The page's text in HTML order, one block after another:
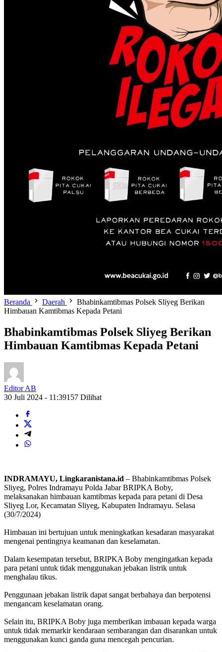
Beranda Daerah
Bhabinkamtibmas Polsek Sliyeg Berikan
Himbauan Kamtibmas Kepada Petani
Bhabinkamtibmas Polsek Sliyeg Berikan
Himbauan Kamtibmas Kepada Petani
Editor AB
30 Juli 2024 - 11:39157 Dilihat
INDRAMAYU, Lingkaranistana.id – Bhabinkamtibmas Polsek
Sliyeg, Polres Indramayu Polda Jabar BRIPKA Boby,
melaksanakan himbauan kamtibmas kepada para petani di Desa
Sliyeg Lor, Kecamatan Sliyeg, Kabupaten Indramayu. Selasa
(30/7/2024)
Himbauan ini bertujuan untuk meningkatkan kesadaran masyarakat
mengenai pentingnya keamanan dan keselamatan.
Dalam kesempatan tersebut, BRIPKA Boby mengingatkan kepada
para petani untuk tidak menggunakan jebakan listrik untuk
menghalau tikus.
Penggunaan jebakan listrik dapat sangat berbahaya dan berpotensi
mengancam keselamatan orang.
Selain itu, BRIPKA Boby juga memberikan imbauan kepada warga
untuk tidak memarkir kendaraan sembarangan dan disarankan untuk
menggunakan kunci ganda guna mencegah pencurian.